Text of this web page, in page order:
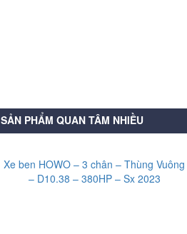
SẢN PHẨM QUAN TÂM NHIỀU
Xe ben HOWO – 3 chân – Thùng Vuông
– D10.38 – 380HP – Sx 2023